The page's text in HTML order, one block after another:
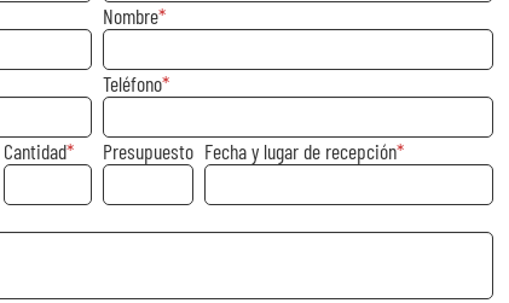
Nombre
Teléfono
Cantidad Presupuesto Fecha y lugar de recepción